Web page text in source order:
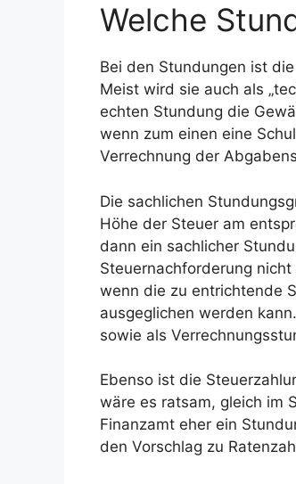
Welche
Bei den Stundungen ist
Meist wird sie auch als
echten Stundung die
wenn zum einen eine
Verrechnung der
Die sachlichen
Höhe der Steuer am
dann ein sachlicher
Steuernachforderung
wenn die zu entrichtende
ausgeglichen werden
sowie als
Ebenso ist die
wäre es ratsam, gleich im
Finanzamt eher ein
den Vorschlag zu